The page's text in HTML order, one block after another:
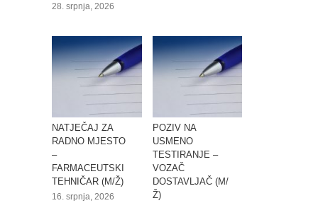
28. srpnja, 2026
NATJEČAJ ZA
RADNO MJESTO
–
FARMACEUTSKI
TEHNIČAR (M/Ž)
16. srpnja, 2026
POZIV NA
USMENO
TESTIRANJE –
VOZAČ
DOSTAVLJAČ (M/
Ž)